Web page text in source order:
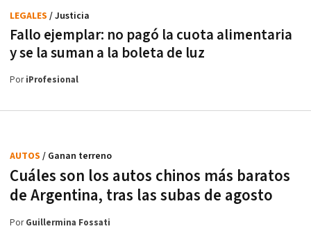
Fallo ejemplar: no pagó la cuota alimentaria
y se la suman a la boleta de luz
LEGALES / Justicia
PoriProfesional
Cuáles son los autos chinos más baratos
de Argentina, tras las subas de agosto
AUTOS / Ganan terreno
PorGuillermina Fossati